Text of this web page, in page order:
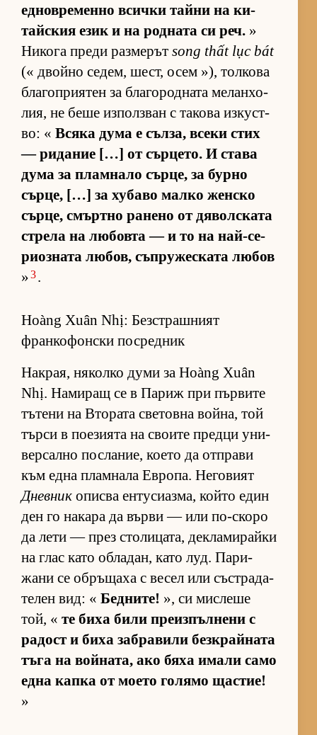
ед­нов­ре­менно всички тайни на ки­
тайс­кия език и на род­ната си реч. »
Ни­кога преди раз­ме­рът song thất lục bát
(« двойно се­дем, шест, осем »), тол­кова
бла­гоп­ри­я­тен за бла­го­род­ната ме­лан­хо­
лия, не беше из­пол­з­ван с та­кова из­кус­т­
во: « Всяка дума е съл­за, всеки стих
— ри­да­ние […] от сър­це­то. И става
дума за плам­нало сър­це, за бурно
сър­це, […] за ху­баво малко жен­ско
сър­це, смър­тно ра­нено от дя­вол­с­ката
стрела на лю­бовта — и то на най-се­
ри­оз­ната лю­бов, съп­ру­жес­ката лю­бов
»3.
Hoàng Xuân Nhị: Безстрашният
франкофонски посредник
Нак­рая, ня­колко думи за Hoàng Xuân
Nhị. На­ми­ращ се в Па­риж при пър­вите
тъ­тени на Вто­рата све­товна вой­на, той
търси в по­е­зи­ята на сво­ите предци уни­
вер­сално пос­ла­ние, ко­ето да от­п­рави
към една плам­нала Ев­ро­па. Не­го­вият
Дневник описва ен­ту­си­аз­ма, който един
ден го на­кара да върви — или по-скоро
да лети — през сто­ли­ца­та, дек­ла­ми­райки
на глас като об­ла­дан, като луд. Па­ри­
жани се об­ръ­щаха с ве­сел или със­т­ра­да­
те­лен вид: « Бедните! », си мис­леше
той, « те биха били пре­из­пъл­нени с
ра­дост и биха заб­ра­вили без­к­рай­ната
тъга на вой­на­та, ако бяха имали само
една капка от мо­ето го­лямо щас­тие!
»